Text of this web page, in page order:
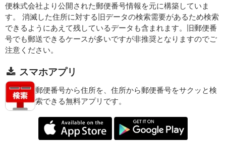
便株式会社より公開された郵便番号情報を元に構築していま
す。 消滅した住所に対する旧データの検索需要があるため検索
できるようにあえて残しているデータも含まれます。旧郵便番
号でも郵送できるケースが多いですが非推奨となりますのでご
注意ください。
スマホアプリ
郵便番号から住所を、住所から郵便番号をサクッと検
索できる無料アプリです。